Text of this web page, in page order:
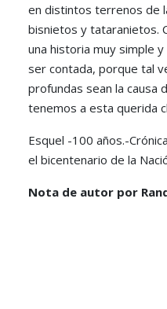
en distintos terrenos de
bisnietos y tataranietos.
una historia muy simple
ser contada, porque tal
profundas sean la causa
tenemos a esta querida
Esquel -100 años.-
el bicentenario de la
Nota de autor por